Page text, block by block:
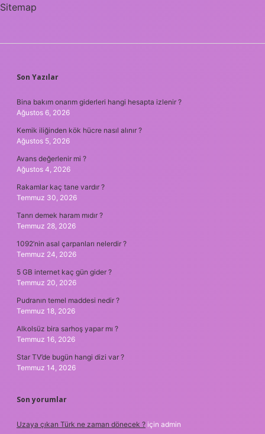
Sitemap
SIDEBAR
Son Yazılar
Bina bakım onarım giderleri hangi hesapta izlenir ?
Ağustos 6, 2026
Kemik iliğinden kök hücre nasıl alınır ?
Ağustos 5, 2026
Avans değerlenir mi ?
Ağustos 4, 2026
Rakamlar kaç tane vardır ?
Temmuz 30, 2026
Tanrı demek haram mıdır ?
Temmuz 28, 2026
1092’nin asal çarpanları nelerdir ?
Temmuz 24, 2026
5 GB internet kaç gün gider ?
Temmuz 20, 2026
Pudranın temel maddesi nedir ?
Temmuz 18, 2026
Alkolsüz bira sarhoş yapar mı ?
Temmuz 16, 2026
Star TV’de bugün hangi dizi var ?
Temmuz 14, 2026
Son yorumlar
Uzaya çıkan Türk ne zaman dönecek ? için admin